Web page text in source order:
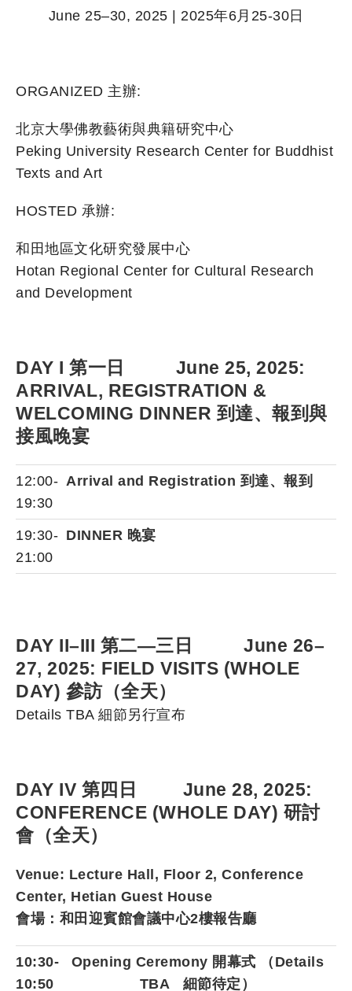
June 25–30, 2025 | 2025年6月25-30日
ORGANIZED 主辦:
北京大學佛教藝術與典籍研究中心
Peking University Research Center for Buddhist
Texts and Art
HOSTED 承辦:
和田地區文化研究發展中心
Hotan Regional Center for Cultural Research
and Development
DAY I 第一日 June 25, 2025:
ARRIVAL, REGISTRATION &
WELCOMING DINNER 到達、報到與
接風晚宴
12:00-
19:30
Arrival and Registration 到達、報到
19:30-
21:00
DINNER 晚宴
DAY II–III 第二—三日 June 26–
27, 2025: FIELD VISITS (WHOLE
DAY) 參訪（全天）
Details TBA 細節另行宣布
DAY IV 第四日 June 28, 2025:
CONFERENCE (WHOLE DAY) 研討
會（全天）
Venue: Lecture Hall, Floor 2, Conference
Center, Hetian Guest House
會場：和田迎賓館會議中心2樓報告廳
10:30-
10:50
Opening Ceremony 開幕式 （Details
TBA 細節待定）